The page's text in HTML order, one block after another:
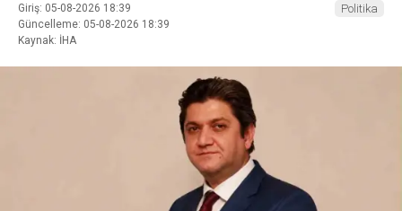
Giriş: 05-08-2026 18:39
Güncelleme: 05-08-2026 18:39
Kaynak: İHA
Politika